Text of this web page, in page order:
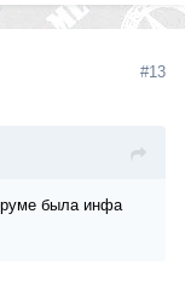
#13
была инфа